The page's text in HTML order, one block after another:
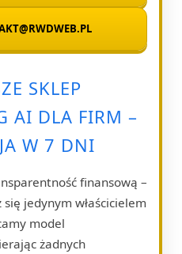
SKLEP
AI DLA FIRM –
W 7 DNI
finansową –
się jedynym właścicielem
model
żadnych